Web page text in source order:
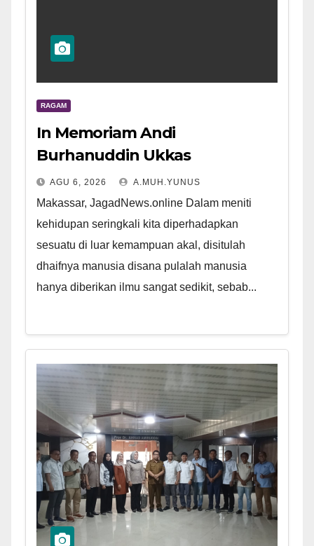
RAGAM
In Memoriam Andi
Burhanuddin Ukkas
AGU 6, 2026 A.MUH.YUNUS
Makassar, JagadNews.online Dalam meniti
kehidupan seringkali kita diperhadapkan
sesuatu di luar kemampuan akal, disitulah
dhaifnya manusia disana pulalah manusia
hanya diberikan ilmu sangat sedikit, sebab...